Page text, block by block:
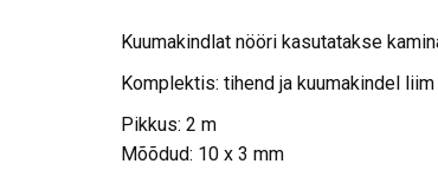
Kuumakindlat nööri kasutatakse
Komplektis: tihend ja kuumakindel liim
Pikkus: 2 m
Mõõdud: 10 x 3 mm